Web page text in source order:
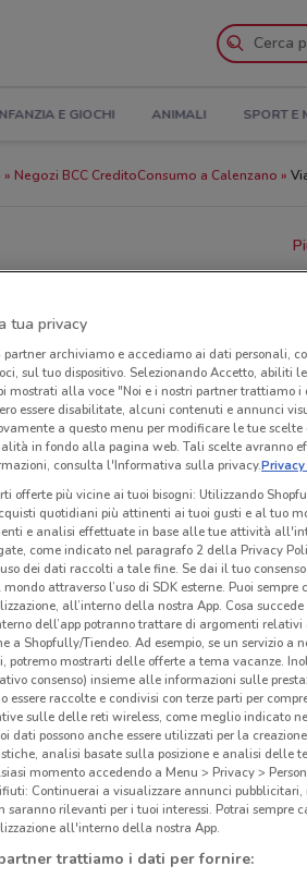
E GIOCHI ANIMALI SPORT E
Negozi BCC CreditoConsumo a Calenzano
regionali o nazionali. Verifica
tua privacy
partner archiviamo e accediamo ai dati personali,
sul tuo dispositivo. Selezionando Accetto, abiliti
mostrati alla voce "Noi e i nostri partner trattiamo
essere disabilitate, alcuni contenuti e annunci
a questo menu per modificare le tue
in fondo alla pagina web. Tali scelte avranno
consulta l'Informativa sulla privacy.
offerte più vicine ai tuoi bisogni: Utilizzando
quotidiani più attinenti ai tuoi gusti e al tuo
e analisi effettuate in base alle tue attività
come indicato nel paragrafo 2 della Privacy
dei dati raccolti a tale fine. Se dai il tuo
attraverso l’uso di SDK esterne. Puoi
all’interno della nostra App. Cosa
dell’app potranno trattare di argomenti
a Shopfully/Tiendeo. Ad esempio, se un servizio
potremo mostrarti delle offerte a tema vacanze.
consenso) insieme alle informazioni sulle
essere raccolte e condivisi con terze parti per
sulle delle reti wireless, come meglio indicato
dati possono anche essere utilizzati per la
analisi basate sulla posizione e analisi delle
momento accedendo a Menu > Privacy >
Continuerai a visualizzare annunci
saranno rilevanti per i tuoi interessi. Potrai sempre
all'interno della nostra App.
trattiamo i dati per fornire: